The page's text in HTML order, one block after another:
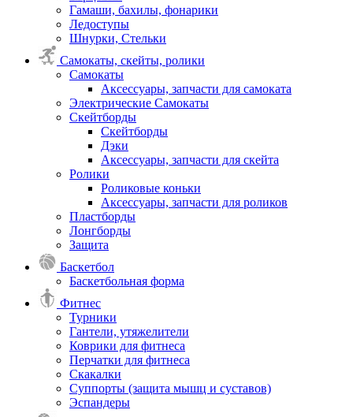
Гамаши, бахилы, фонарики
Ледоступы
Шнурки, Стельки
Самокаты, скейты, ролики
Самокаты
Аксессуары, запчасти для самоката
Электрические Самокаты
Скейтборды
Скейтборды
Дэки
Аксессуары, запчасти для скейта
Ролики
Роликовые коньки
Аксессуары, запчасти для роликов
Пластборды
Лонгборды
Защита
Баскетбол
Баскетбольная форма
Фитнес
Турники
Гантели, утяжелители
Коврики для фитнеса
Перчатки для фитнеса
Скакалки
Суппорты (защита мышц и суставов)
Эспандеры